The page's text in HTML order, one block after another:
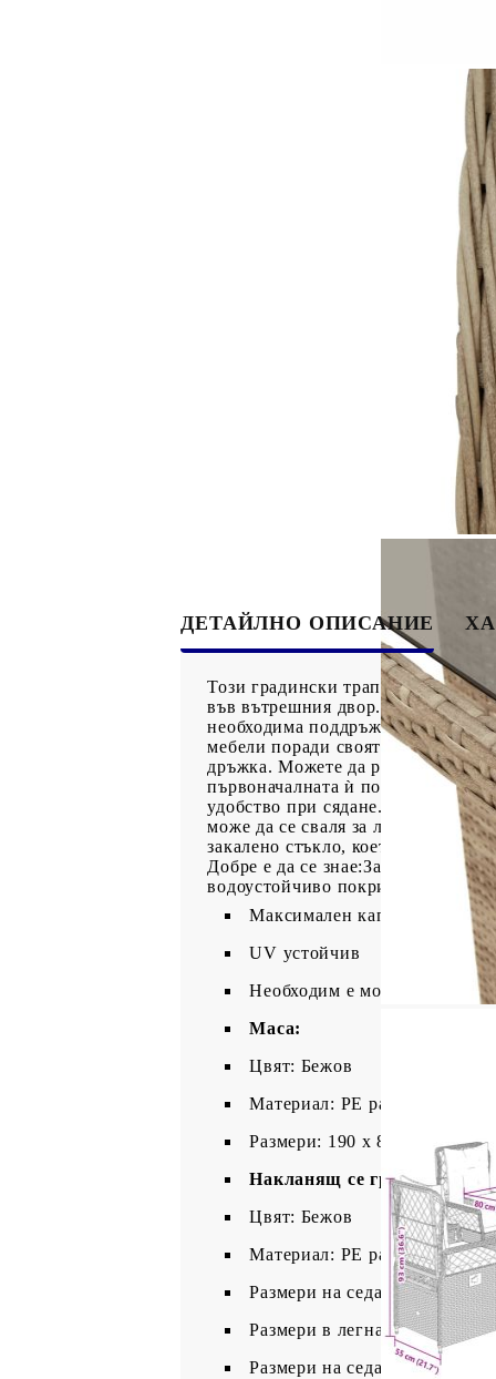
ДЕТАЙЛНО ОПИСАНИЕ
Този градински трапезен
във вътрешния двор. Издръжлив
необходима поддръжка, който
мебели поради своята
дръжка. Можете да регулирате
първоначалната ѝ
удобство при сядане.Калъф,
може да се сваля за лесно пране
закалено стъкло, което улеснява
Добре е да се знае:За да сте
водоустойчиво покривало.
Максимален капацитет на
UV устойчив
Необходим е монтаж
Маса:
Цвят: Бежов
Материал: PE ратан, прахово
Размери: 190 x 80 x 74 см
Накланящ се градински
Цвят: Бежов
Материал: PE ратан,
Размери на седалката: 55 x
Размери в легнало
Размери на седалката: 48 x